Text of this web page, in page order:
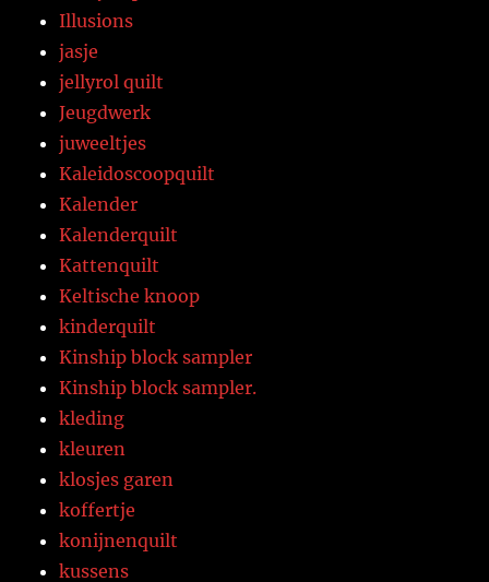
Illusions
jasje
jellyrol quilt
Jeugdwerk
juweeltjes
Kaleidoscoopquilt
Kalender
Kalenderquilt
Kattenquilt
Keltische knoop
kinderquilt
Kinship block sampler
Kinship block sampler.
kleding
kleuren
klosjes garen
koffertje
konijnenquilt
kussens